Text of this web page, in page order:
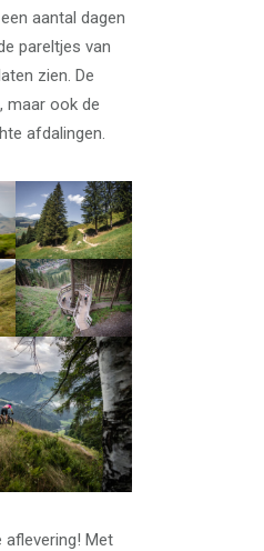
aantal dagen
pareltjes van
zien. De
maar ook de
afdalingen.
aflevering! Met